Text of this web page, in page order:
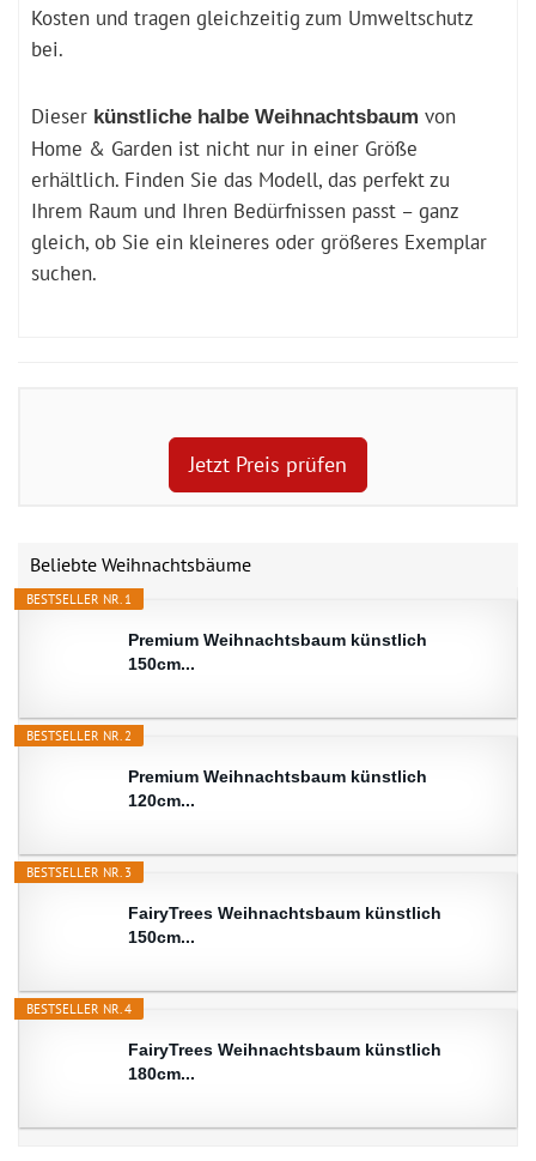
Kosten und tragen gleichzeitig zum Umweltschutz
bei.
Dieser künstliche halbe Weihnachtsbaum von
Home & Garden ist nicht nur in einer Größe
erhältlich. Finden Sie das Modell, das perfekt zu
Ihrem Raum und Ihren Bedürfnissen passt – ganz
gleich, ob Sie ein kleineres oder größeres Exemplar
suchen.
Jetzt Preis prüfen
Beliebte Weihnachtsbäume
BESTSELLER NR. 1
Premium Weihnachtsbaum künstlich
150cm...
BESTSELLER NR. 2
Premium Weihnachtsbaum künstlich
120cm...
BESTSELLER NR. 3
FairyTrees Weihnachtsbaum künstlich
150cm...
BESTSELLER NR. 4
FairyTrees Weihnachtsbaum künstlich
180cm...